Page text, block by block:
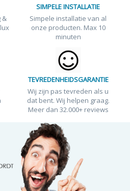
&
SIMPELE INSTALLATIE
Simpele installatie van al
onze producten. Max 10
minuten
TEVREDENHEIDSGARANTIE
Wij zijn pas tevreden als u
dat bent. Wij helpen graag.
Meer dan 32.000+ reviews